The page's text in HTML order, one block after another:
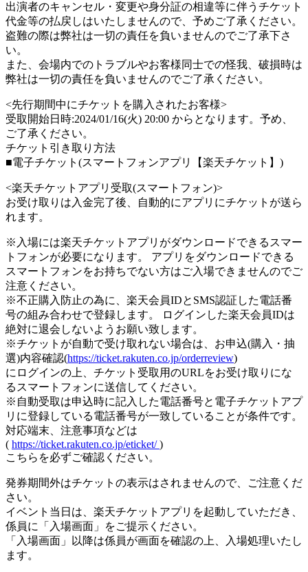
出演者のキャンセル・変更や身分証の相違等に伴うチケット
代金等の払戻しはいたしませんので、予めご了承ください。
盗難の際は弊社は一切の責任を負いませんのでご了承下さ
い。
また、会場内でのトラブルやお客様同士での怪我、破損時は
弊社は一切の責任を負いませんのでご了承ください。
<先行期間中にチケットを購入されたお客様>
受取開始日時:2024/01/16(火) 20:00 からとなります。予め、
ご了承ください。
チケット引き取り方法
■電子チケット(スマートフォンアプリ【楽天チケット】)
<楽天チケットアプリ受取(スマートフォン)>
お受け取りは入金完了後、自動的にアプリにチケットが送ら
れます。
※入場には楽天チケットアプリがダウンロードできるスマー
トフォンが必要になります。 アプリをダウンロードできる
スマートフォンをお持ちでない方はご入場できませんのでご
注意ください。
※不正購入防止の為に、楽天会員IDとSMS認証した電話番
号の組み合わせで登録します。 ログインした楽天会員IDは
絶対に退会しないようお願い致します。
※チケットが自動で受け取れない場合は、お申込(購入・抽
選)内容確認(https://ticket.rakuten.co.jp/orderreview)
にログインの上、チケット受取用のURLをお受け取りにな
るスマートフォンに送信してください。
※自動受取は申込時に記入した電話番号と電子チケットアプ
リに登録している電話番号が一致していることが条件です。
対応端末、注意事項などは
( https://ticket.rakuten.co.jp/eticket/)
こちらを必ずご確認ください。
発券期間外はチケットの表示はされませんので、ご注意くだ
さい。
イベント当日は、楽天チケットアプリを起動していただき、
係員に「入場画面」をご提示ください。
「入場画面」以降は係員が画面を確認の上、入場処理いたし
ます。